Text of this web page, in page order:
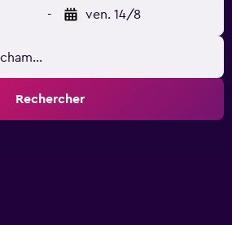
- ven. 14/8
Rechercher